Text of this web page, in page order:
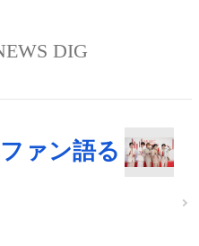
DIG
ァン語る